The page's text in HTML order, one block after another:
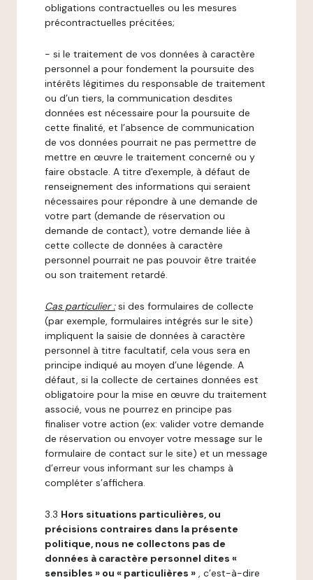
obligations contractuelles ou les mesures
précontractuelles précitées;
- si le traitement de vos données à caractère
personnel a pour fondement la poursuite des
intérêts légitimes du responsable de traitement
ou d’un tiers, la communication desdites
données est nécessaire pour la poursuite de
cette finalité, et l’absence de communication
de vos données pourrait ne pas permettre de
mettre en œuvre le traitement concerné ou y
faire obstacle. A titre d'exemple, à défaut de
renseignement des informations qui seraient
nécessaires pour répondre à une demande de
votre part (demande de réservation ou
demande de contact), votre demande liée à
cette collecte de données à caractère
personnel pourrait ne pas pouvoir être traitée
ou son traitement retardé.
Cas particulier : si des formulaires de collecte
(par exemple, formulaires intégrés sur le site)
impliquent la saisie de données à caractère
personnel à titre facultatif, cela vous sera en
principe indiqué au moyen d’une légende. A
défaut, si la collecte de certaines données est
obligatoire pour la mise en œuvre du traitement
associé, vous ne pourrez en principe pas
finaliser votre action (ex: valider votre demande
de réservation ou envoyer votre message sur le
formulaire de contact sur le site) et un message
d’erreur vous informant sur les champs à
compléter s’affichera.
3.3 Hors situations particulières, ou
précisions contraires dans la présente
politique, nous ne collectons pas de
données à caractère personnel dites «
sensibles » ou « particulières » , c’est-à-dire